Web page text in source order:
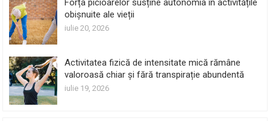
obișnuite ale vieții
iulie 20, 2026
Activitatea fizică de intensitate mică rămâne
valoroasă chiar și fără transpirație abundentă
iulie 19, 2026